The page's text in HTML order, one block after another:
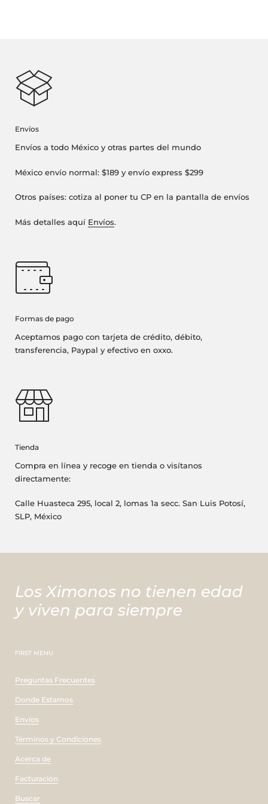
Envíos
Envíos a todo México y otras partes del mundo
México envío normal: $189 y envío express $299
Otros países: cotiza al poner tu CP en la pantalla de envíos
Más detalles aquí Envíos.
Formas de pago
Aceptamos pago con tarjeta de crédito, débito,
transferencia, Paypal y efectivo en oxxo.
Tienda
Compra en línea y recoge en tienda o visítanos
directamente:
Calle Huasteca 295, local 2, lomas 1a secc. San Luis Potosí,
SLP, México
Los Ximonos no tienen edad
y viven para siempre
FIRST MENU
Preguntas Frecuentes
Donde Estamos
Envíos
Términos y Condiciones
Acerca de
Facturación
Buscar